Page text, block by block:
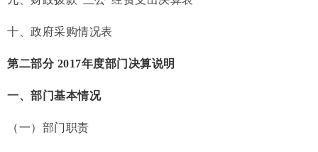
十、政府采购情况表
第二部分 2017年度部门决算说明
一、部门基本情况
（一）部门职责